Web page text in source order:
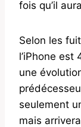
fois qu’il
Selon les
l’iPhone est
une
seulement
mais